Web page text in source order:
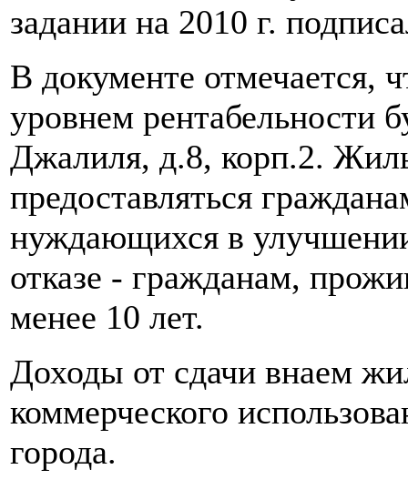
задании на 2010 г.
В документе отмечается,
уровнем рентабельности
Джалиля, д.8, корп.2.
предоставляться
нуждающихся в
отказе - гражданам,
менее 10 лет.
Доходы от сдачи внаем
коммерческого
города.